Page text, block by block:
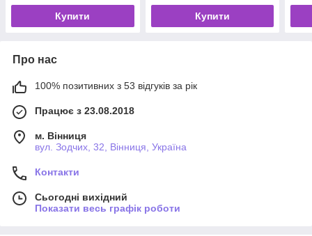
Купити Купити
Про нас
100% позитивних з 53 відгуків за рік
Працює з 23.08.2018
м. Вінниця
вул. Зодчих, 32, Вінниця, Україна
Контакти
Сьогодні вихідний
Показати весь графік роботи